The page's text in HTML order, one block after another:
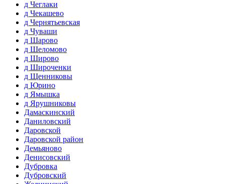
д Чеглаки
д Чекашево
д Чернятьевская
д Чуваши
д Шарово
д Шеломово
д Широво
д Широченки
д Щенниковы
д Юрино
д Ямышка
д Ярушниковы
Дамаскинский
Даниловский
Даровской
Даровской район
Демьяново
Денисовский
Дубровка
Дубровский